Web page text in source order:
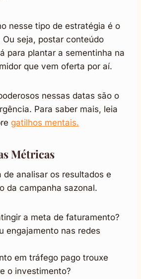
nesse tipo de estratégia é o
Ou seja, postar conteúdo
para plantar a sementinha na
que vem oferta por aí.
nessas datas são o
Para saber mais, leia
gatilhos mentais.
Métricas
de analisar os resultados e
da campanha sazonal.
a meta de faturamento?
engajamento nas redes
em tráfego pago trouxe
o investimento?